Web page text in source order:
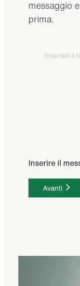
messaggio
prima.
Inserire il
Avanti